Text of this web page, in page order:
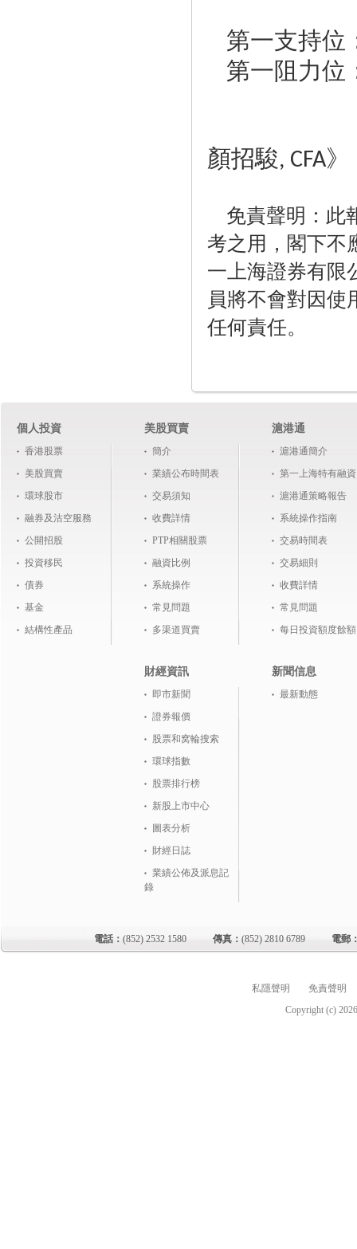
第一支持位
第一阻力位
顏招駿, CFA》
免責聲明：此
考之用，閣下不
一上海證券有限
員將不會對因
任何責任。
個人投資
香港股票
美股買賣
環球股市
融券及沽空服務
公開招股
投資移民
債券
基金
結構性產品
美股買賣
簡介
業績公布時間表
交易須知
收費詳情
PTP相關股票
融資比例
系統操作
常見問題
多渠道買賣
財經資訊
即市新聞
證券報價
股票和窝輪搜索
環球指數
股票排行榜
新股上市中心
圖表分析
財經日誌
業績公佈及派息記
錄
滬港通
滬港通簡介
第一上海特有融資
滬港通策略報告
系統操作指南
交易時間表
交易細則
收費詳情
常見問題
每日投資額度餘額
新聞信息
最新動態
電話： (852) 2532 1580 傳真： (852) 2810 6789 電郵
私隱聲明
免責聲明
Copyright (c)